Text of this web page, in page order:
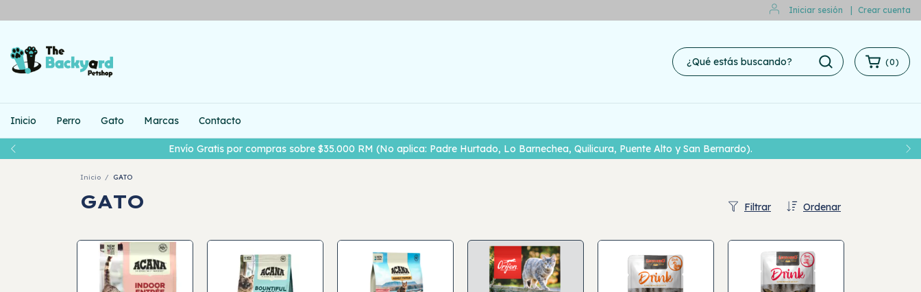
Iniciar sesión Crear cuenta
Envío Gratis por compras sobre $35.000 RM (No aplica: Padre Hurtado, Lo Barnechea, Quilicura, Puente Alto y San Bernardo).
(0)
Inicio Perro Gato Marcas Contacto
Inicio / GATO
GATO Ordenar
Filtrar